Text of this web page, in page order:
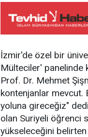
İzmir'de özel bir
Mülteciler' panelinde
Prof. Dr. Mehmet
kontenjanlar mevcut.
yoluna gireceğiz"
olan Suriyeli öğrenci
yükseleceğini